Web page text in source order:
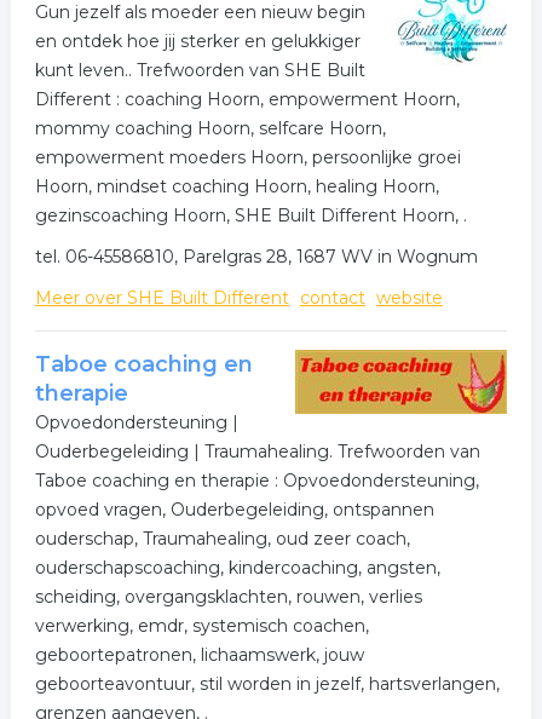
Gun jezelf als moeder een nieuw begin
en ontdek hoe jij sterker en gelukkiger
kunt leven.. Trefwoorden van SHE Built
Different : coaching Hoorn, empowerment Hoorn,
mommy coaching Hoorn, selfcare Hoorn,
empowerment moeders Hoorn, persoonlijke groei
Hoorn, mindset coaching Hoorn, healing Hoorn,
gezinscoaching Hoorn, SHE Built Different Hoorn, .
tel. 06-45586810, Parelgras 28, 1687 WV in Wognum
Meer over SHE Built Different contact website
Taboe coaching en
therapie
Opvoedondersteuning |
Ouderbegeleiding | Traumahealing. Trefwoorden van
Taboe coaching en therapie : Opvoedondersteuning,
opvoed vragen, Ouderbegeleiding, ontspannen
ouderschap, Traumahealing, oud zeer coach,
ouderschapscoaching, kindercoaching, angsten,
scheiding, overgangsklachten, rouwen, verlies
verwerking, emdr, systemisch coachen,
geboortepatronen, lichaamswerk, jouw
geboorteavontuur, stil worden in jezelf, hartsverlangen,
grenzen aangeven, .